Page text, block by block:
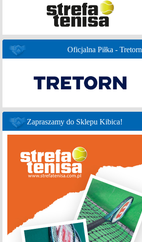
Oficjalna Piłka - Tretorn
Zapraszamy do Sklepu Kibica!